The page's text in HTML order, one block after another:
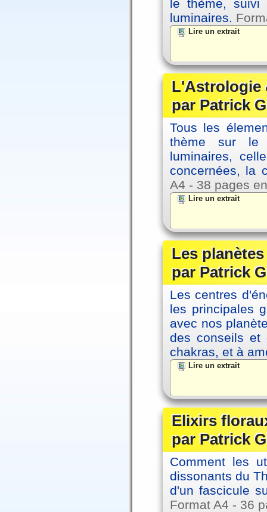
le thème,
luminaires.
Lire un extrait
L'Astrologie
par Patrick
Tous les
thème sur le
luminaires,
concernées, la
A4 - 38 pages
Lire un extrait
Les
par Patrick
Les centres
les principales
avec nos
des conseils et
chakras, et à
Lire un extrait
Elixirs
par Patrick
Comment les
dissonants du
d'un fascicule
Format A4 - 36